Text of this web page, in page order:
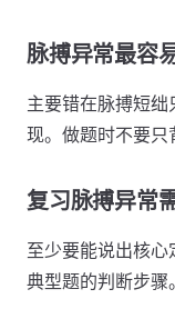
脉搏异常最容
主要错在脉搏短
现。做题时不要只
复习脉搏异常
至少要能说出核
典型题的判断步骤。